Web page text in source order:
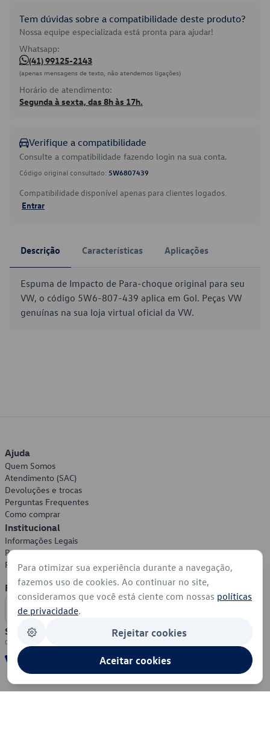
Tem dúvidas sobre a compatibilidade deste produto?
Nossa equipe especializada está pronta para ajudar!
Whatsapp:
(41) 99125-2143
(apenas mensagens de texto, não atendemos ligações)
Horário de atendimento:
Segunda à sexta, das 8h às 17h.
Verifique a compatibilidade
Consulte a compatibilidade fazendo login na sua conta.
Código original consultado: 5W6807439
Compatibilidade disponível apenas para clientes logados.
Entrar
Descrição Características Aplicações
Espuma de Impacto de Para-choque original para seu
VW, o código 5W6-807-439 aplica em Gol. Peças VW
genuínas na sua loja virtual oficial da VW.
Ajuda
Quem Somos
Atendimento (SAC)
Devoluções e trocas
Perguntas Frequentes
Como comprar
Institucional
Informações Legais
Política de Privacidade
Política de Cookies
Formas de Pagamento
Segurança
Para otimizar sua experiência durante a navegação,
fazemos uso de cookies. Ao continuar no site,
consideramos que você está ciente com nossas políticas
de privacidade.
Rejeitar cookies
Aceitar cookies